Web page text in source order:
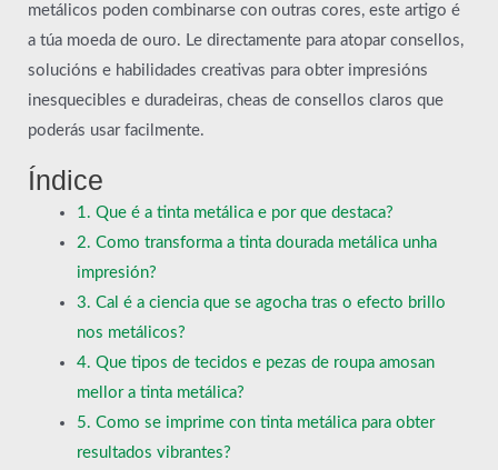
metálicos poden combinarse con outras cores, este artigo é
a túa moeda de ouro. Le directamente para atopar consellos,
solucións e habilidades creativas para obter impresións
inesquecibles e duradeiras, cheas de consellos claros que
poderás usar facilmente.
Índice
1. Que é a tinta metálica e por que destaca?
2. Como transforma a tinta dourada metálica unha
impresión?
3. Cal é a ciencia que se agocha tras o efecto brillo
nos metálicos?
4. Que tipos de tecidos e pezas de roupa amosan
mellor a tinta metálica?
5. Como se imprime con tinta metálica para obter
resultados vibrantes?